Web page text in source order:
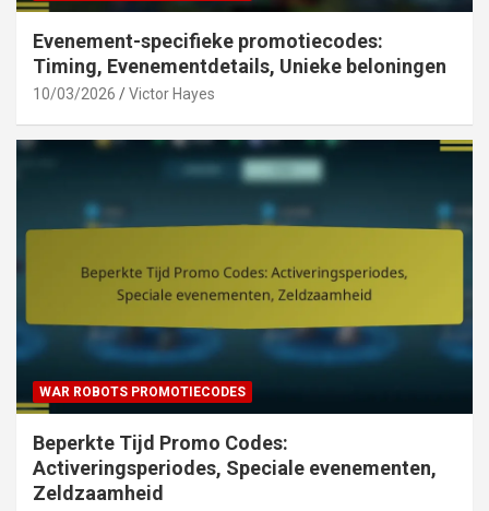
Evenement-specifieke promotiecodes:
Timing, Evenementdetails, Unieke beloningen
10/03/2026 Victor Hayes
WAR ROBOTS PROMOTIECODES
Beperkte Tijd Promo Codes:
Activeringsperiodes, Speciale evenementen,
Zeldzaamheid